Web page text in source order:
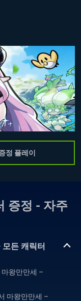
정 플레이
증정 - 자주
든 캐릭터
마왕만만세 –
마왕만만세 –